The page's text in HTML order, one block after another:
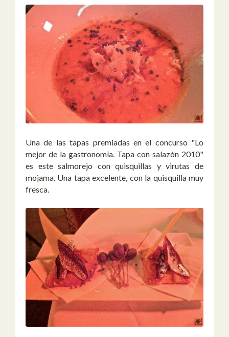
Una de las tapas premiadas en el concurso "Lo
mejor de la gastronomía. Tapa con salazón 2010"
es este salmorejo con quisquillas y virutas de
mojama. Una tapa excelente, con la quisquilla muy
fresca.